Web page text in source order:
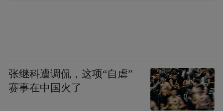
张继科遭调侃，这项“自虐”
赛事在中国火了